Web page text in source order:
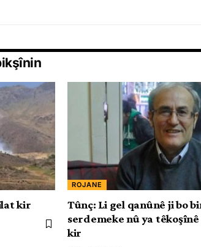
kir
ROJANE
Tûnç: Li gel qanûnê ji bo
serdemeke nû ya
kir